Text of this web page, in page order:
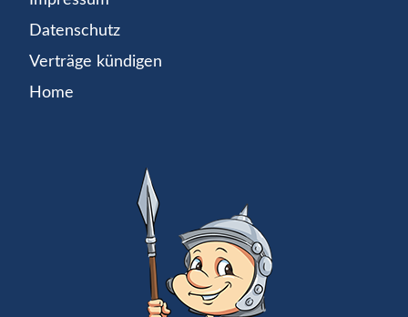
Datenschutz
Verträge kündigen
Home